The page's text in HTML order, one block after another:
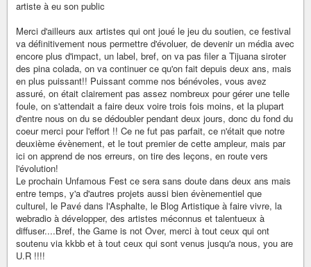
artiste à eu son public
Merci d'ailleurs aux artistes qui ont joué le jeu du soutien, ce festival
va définitivement nous permettre d'évoluer, de devenir un média avec
encore plus d'impact, un label, bref, on va pas filer a Tijuana siroter
des pina colada, on va continuer ce qu'on fait depuis deux ans, mais
en plus puissant!! Puissant comme nos bénévoles, vous avez
assuré, on était clairement pas assez nombreux pour gérer une telle
foule, on s'attendait a faire deux voire trois fois moins, et la plupart
d'entre nous on du se dédoubler pendant deux jours, donc du fond du
coeur merci pour l'effort !! Ce ne fut pas parfait, ce n'était que notre
deuxième évènement, et le tout premier de cette ampleur, mais par
ici on apprend de nos erreurs, on tire des leçons, en route vers
l'évolution!
Le prochain Unfamous Fest ce sera sans doute dans deux ans mais
entre temps, y'a d'autres projets aussi bien évènementiel que
culturel, le Pavé dans l'Asphalte, le Blog Artistique à faire vivre, la
webradio à développer, des artistes méconnus et talentueux à
diffuser....Bref, the Game is not Over, merci à tout ceux qui ont
soutenu via kkbb et à tout ceux qui sont venus jusqu'a nous, you are
U.R !!!!